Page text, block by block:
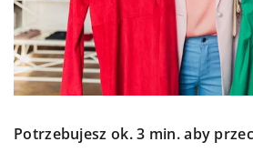
Potrzebujesz ok. 3 min. aby